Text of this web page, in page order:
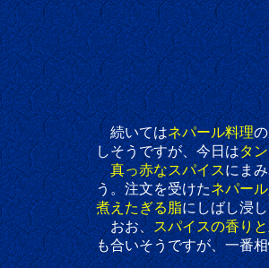
続いてはネパール料理
しそうですが、今日はタ
真っ赤なスパイスにま
う。注文を受けたネパー
煮えたぎる脂にしばし浸
おお、スパイスの香り
も合いそうですが、一番相性